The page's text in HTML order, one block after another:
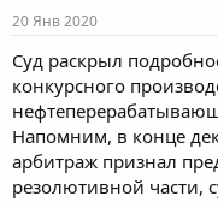
е
м
ы
л
20 Янв 2020
Суд раскрыл
конкурсного
Напомним, в конце
арбитраж признал
резолютивной части,